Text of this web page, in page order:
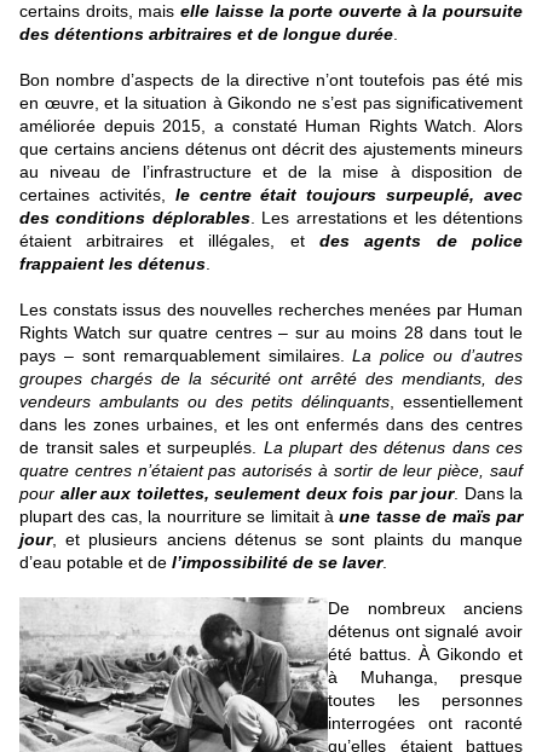
certains droits, maiselle laisse la porte ouverte à la poursuite
des détentions arbitraires et de longue durée
Bon nombre d’aspects de la directive n’ont toutefois pas été mis
en œuvre, et la situation à Gikondo ne s’est pas significativement
améliorée depuis 2015, a constaté Human Rights Watch. Alors
que certains anciens détenus ont décrit des ajustements mineurs
au niveau de l’infrastructure et de la mise à disposition de
certaines activités, le centre était toujours surpeuplé, avec
des conditions déplorables. Les arrestations et les détentions
étaient arbitraires et illégales, et des agents de police
frappaient les détenus
Les constats issus des nouvelles recherches menées par Human
Rights Watch sur quatre centres – sur au moins 28 dans tout le
pays – sont remarquablement similaires.La police ou d’autres
groupes chargés de la sécurité ont arrêté des mendiants, des
vendeurs ambulants ou des petits délinquants , essentiellement
dans les zones urbaines, et les ont enfermés dans des centres
de transit sales et surpeuplés. La plupart des détenus dans ces
quatre centres n’étaient pas autorisés à sortir de leur pièce, sauf
pour aller aux toilettes, seulement deux fois par jour. Dans la
plupart des cas, la nourriture se limitait àune tasse de maïs par
jour, et plusieurs anciens détenus se sont plaints du manque
d’eau potable et de l’impossibilité de se laver.
De nombreux anciens
détenus ont signalé avoir
été battus. À Gikondo et
à Muhanga, presque
toutes les personnes
interrogées ont raconté
qu’elles étaient battues